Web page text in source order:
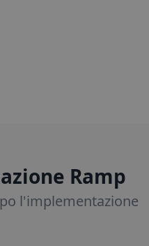
Ramp
l'implementazione